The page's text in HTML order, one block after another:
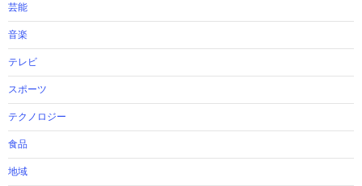
芸能
音楽
テレビ
スポーツ
テクノロジー
食品
地域